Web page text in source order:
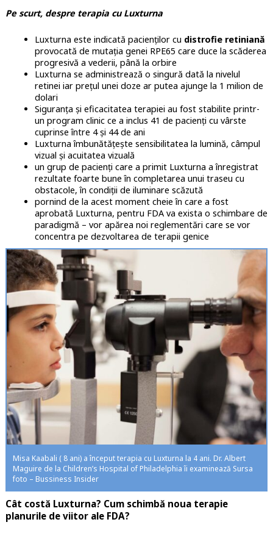
Pe scurt, despre terapia cu Luxturna
Luxturna este indicată pacienților cu distrofie retiniană
provocată de mutația genei RPE65 care duce la scăderea
progresivă a vederii, până la orbire
Luxturna se administrează o singură dată la nivelul
retinei iar prețul unei doze ar putea ajunge la 1 milion de
dolari
Siguranța și eficacitatea terapiei au fost stabilite printr-
un program clinic ce a inclus 41 de pacienți cu vârste
cuprinse între 4 și 44 de ani
Luxturna îmbunătățește sensibilitatea la lumină, câmpul
vizual și acuitatea vizuală
un grup de pacienți care a primit Luxturna a înregistrat
rezultate foarte bune în completarea unui traseu cu
obstacole, în condiții de iluminare scăzută
pornind de la acest moment cheie în care a fost
aprobată Luxturna, pentru FDA va exista o schimbare de
paradigmă – vor apărea noi reglementări care se vor
concentra pe dezvoltarea de terapii genice
Misa Kaabali ( 8 ani) a început terapia cu Luxturna la 4 ani. Dr. Albert
Maguire de la Children’s Hospital of Philadelphia îi examinează Sursa
foto – Bussiness Insider
Cât costă Luxturna? Cum schimbă noua terapie
planurile de viitor ale FDA?